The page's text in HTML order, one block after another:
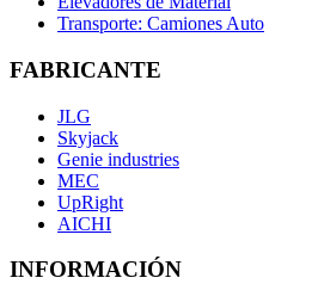
Transporte: Camiones Auto
FABRICANTE
JLG
Skyjack
Genie industries
MEC
UpRight
AICHI
INFORMACIÓN